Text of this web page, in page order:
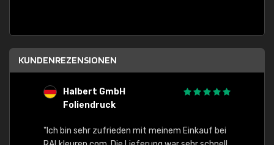
KUNDENREZENSIONEN
Halbert GmbH
Foliendruck
"Ich bin sehr zufrieden mit meinem Einkauf bei